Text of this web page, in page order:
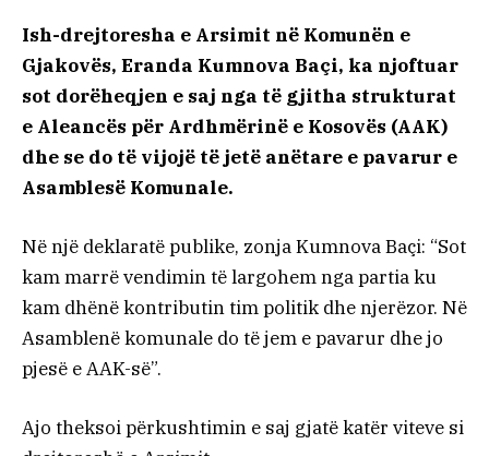
Ish-drejtoresha e Arsimit në Komunën e
Gjakovës, Eranda Kumnova Baçi, ka njoftuar
sot dorëheqjen e saj nga të gjitha strukturat
e Aleancës për Ardhmërinë e Kosovës (AAK)
dhe se do të vijojë të jetë anëtare e pavarur e
Asamblesë Komunale.
Në një deklaratë publike, zonja Kumnova Baçi: “Sot
kam marrë vendimin të largohem nga partia ku
kam dhënë kontributin tim politik dhe njerëzor. Në
Asamblenë komunale do të jem e pavarur dhe jo
pjesë e AAK-së”.
Ajo theksoi përkushtimin e saj gjatë katër viteve si